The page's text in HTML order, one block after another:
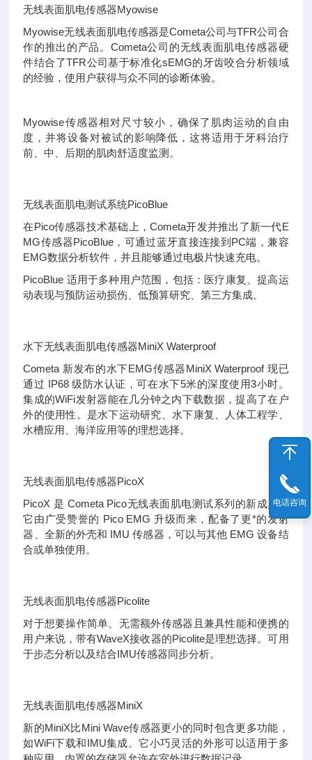
无线表面肌电传感器Myowise
Myowise无线表面肌电传感器是Cometa公司与TFR公司合
作的推出的产品。 Cometa公司的无线表面肌电传感器硬
件结合了TFR公司基于标准化sEMG的牙齿咬合分析领域
的经验，使用户获得与众不同的诊断体验。
Myowise传感器相对尺寸较小，确保了肌肉运动的自由
度，并将设备对被试的影响降低，这将适用于牙科治疗
前、中、后期的肌肉舒适度监测。
无线表面肌电测试系统PicoBlue
在Pico传感器技术基础上，Cometa开发并推出了新一代E
MG传感器PicoBlue，可通过蓝牙直接连接到 PC端，兼容
EMG数据分析软件，并且能够通过电极片快速充电。
PicoBlue 适用于多种用户范围，包括：医疗康复、提高运
动表现与预防运动损伤、低预算研究、第三方集成。
水下无线表面肌电传感器MiniX Waterproof
Cometa 新发布的水下EMG传感器MiniX Waterproof 现已
通过 IP68级防水认证，可在水下5米的深度使用3小时。
集成的WiFi发射器能在几分钟之内下载数据，提高了在户
外的使用性。是水下运动研究、水下康复、人体工程学、
水槽应用、海洋应用等的理想选择。
无线表面肌电传感器PicoX
PicoX 是 Cometa Pico无线表面肌电测试系列的新成员。
它由广受赞誉的 Pico EMG 升级而来，配备了更*的发射
器、全新的外壳和 IMU传感器，可以与其他 EMG设备结
合或单独使用。
无线表面肌电传感器Picolite
对于想要操作简单、无需额外传感器且兼具性能和便携的
用户来说，带有WaveX接收器的Picolite是理想选择。可用
于步态分析以及结合IMU传感器同步分析。
无线表面肌电传感器MiniX
新的MiniX比Mini Wave传感器更小的同时包含更多功能，
如WiFi下载和IMU集成。它小巧灵活的外形可以适用于多
电话咨询